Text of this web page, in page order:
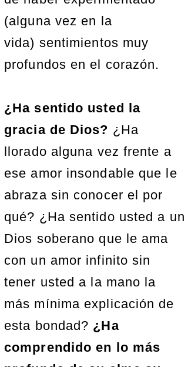
(alguna vez en la
vida) sentimientos muy
profundos en el corazón.
¿Ha sentido usted la
gracia de Dios? ¿Ha
llorado alguna vez frente a
ese amor insondable que le
abraza sin conocer el por
qué? ¿Ha sentido usted a un
Dios soberano que le ama
con un amor infinito sin
tener usted a la mano la
más mínima explicación de
esta bondad? ¿Ha
comprendido en lo más